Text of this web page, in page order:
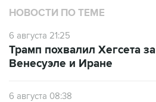
НОВОСТИ ПО ТЕМЕ
6 августа 21:25
Трамп похвалил Хегсета
Венесуэле и Иране
6 августа 08:38